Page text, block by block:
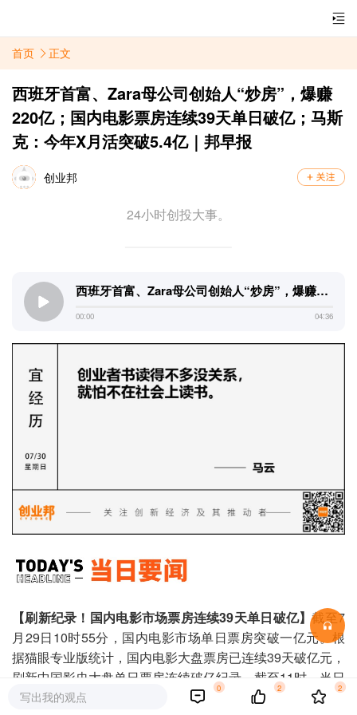
首页 正文
西班牙首富、Zara母公司创始人“炒房”，爆赚
220亿；国内电影票房连续39天单日破亿；马斯
克：今年X月活突破5.4亿｜邦早报
创业邦
24小时创投大事。
西班牙首富、Zara母公司创始人“炒房”，爆赚
00:00 04:36
【刷新纪录！国内电影市场票房连续39天单日破亿】截至7
月29日10时55分，国内电影市场单日票房突破一亿元。根
据猫眼专业版统计，国内电影大盘票房已连续39天破亿元，
刷新中国影史大盘单日票房连续破亿纪录。截至11时，当日
票房前三名分别为《封神第一部》《热烈》《长安三万
写出我的观点
0 2 2